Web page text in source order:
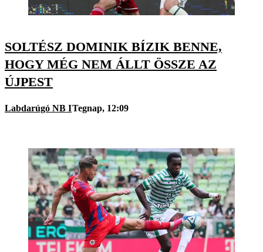
SOLTÉSZ DOMINIK BÍZIK BENNE,
HOGY MÉG NEM ÁLLT ÖSSZE AZ
ÚJPEST
Labdarúgó NB ITegnap, 12:09